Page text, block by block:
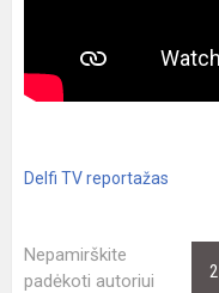
Delfi TV reportažas
Nepamirškite
padėkoti autoriui
2